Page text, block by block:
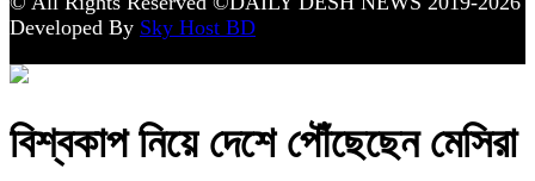
Developed By Sky Host BD
বিশ্বকাপ নিয়ে দেশে পৌঁছেছেন মেসিরা